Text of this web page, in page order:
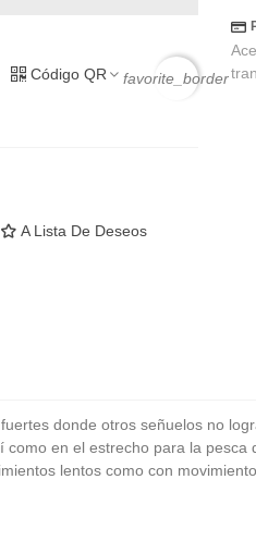
Código QR favorite_border
A Lista De Deseos
donde otros señuelos no
en el estrecho para la pesca
lentos como con